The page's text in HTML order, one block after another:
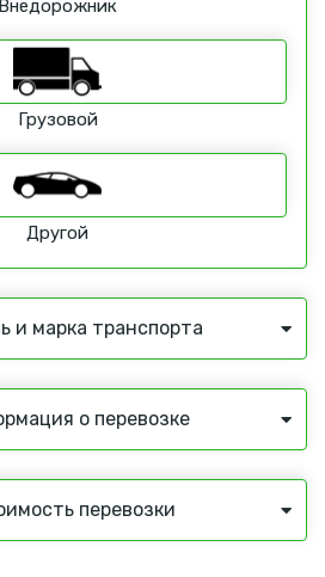
Внедорожник
Грузовой
Другой
и марка транспорта
о перевозке
перевозки